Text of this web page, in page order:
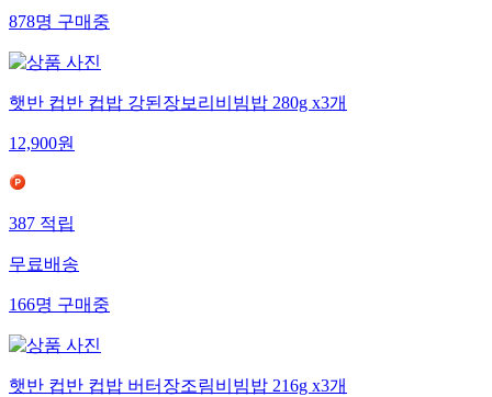
878명 구매중
햇반 컵반 컵밥 강된장보리비빔밥 280g x3개
12,900원
387 적립
무료배송
166명 구매중
햇반 컵반 컵밥 버터장조림비빔밥 216g x3개